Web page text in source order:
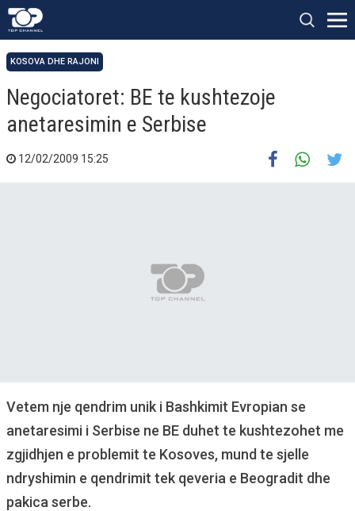
KOSOVA DHE RAJONI
Negociatoret: BE te kushtezoje
anetaresimin e Serbise
12/02/2009 15:25
Vetem nje qendrim unik i Bashkimit Evropian se
anetaresimi i Serbise ne BE duhet te kushtezohet me
zgjidhjen e problemit te Kosoves, mund te sjelle
ndryshimin e qendrimit tek qeveria e Beogradit dhe
pakica serbe.